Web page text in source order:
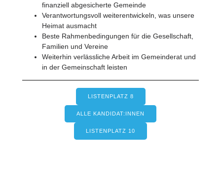
finanziell abgesicherte Gemeinde
Verantwortungsvoll weiterentwickeln, was unsere
Heimat ausmacht
Beste Rahmenbedingungen für die Gesellschaft,
Familien und Vereine
Weiterhin verlässliche Arbeit im Gemeinderat und
in der Gemeinschaft leisten
LISTENPLATZ 8
ALLE KANDIDAT:INNEN
LISTENPLATZ 10